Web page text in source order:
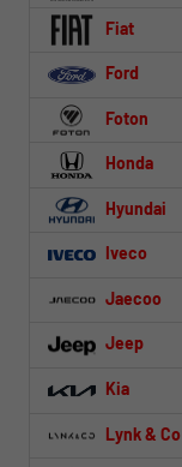
Fiat
Ford
Foton
Honda
Hyundai
Iveco
Jaecoo
Jeep
Kia
Lynk & Co